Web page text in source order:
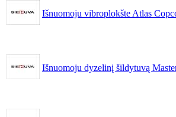
Išnuomoju vibroplokšte Atlas
Išnuomoju dyzelinį šildytuvą